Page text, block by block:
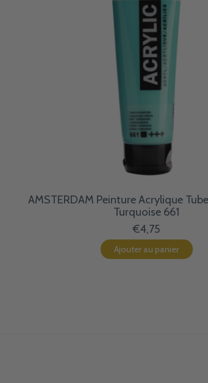
AMSTERDAM Peinture Acrylique Tube
Turquoise 661
€4,75
Ajouter au panier